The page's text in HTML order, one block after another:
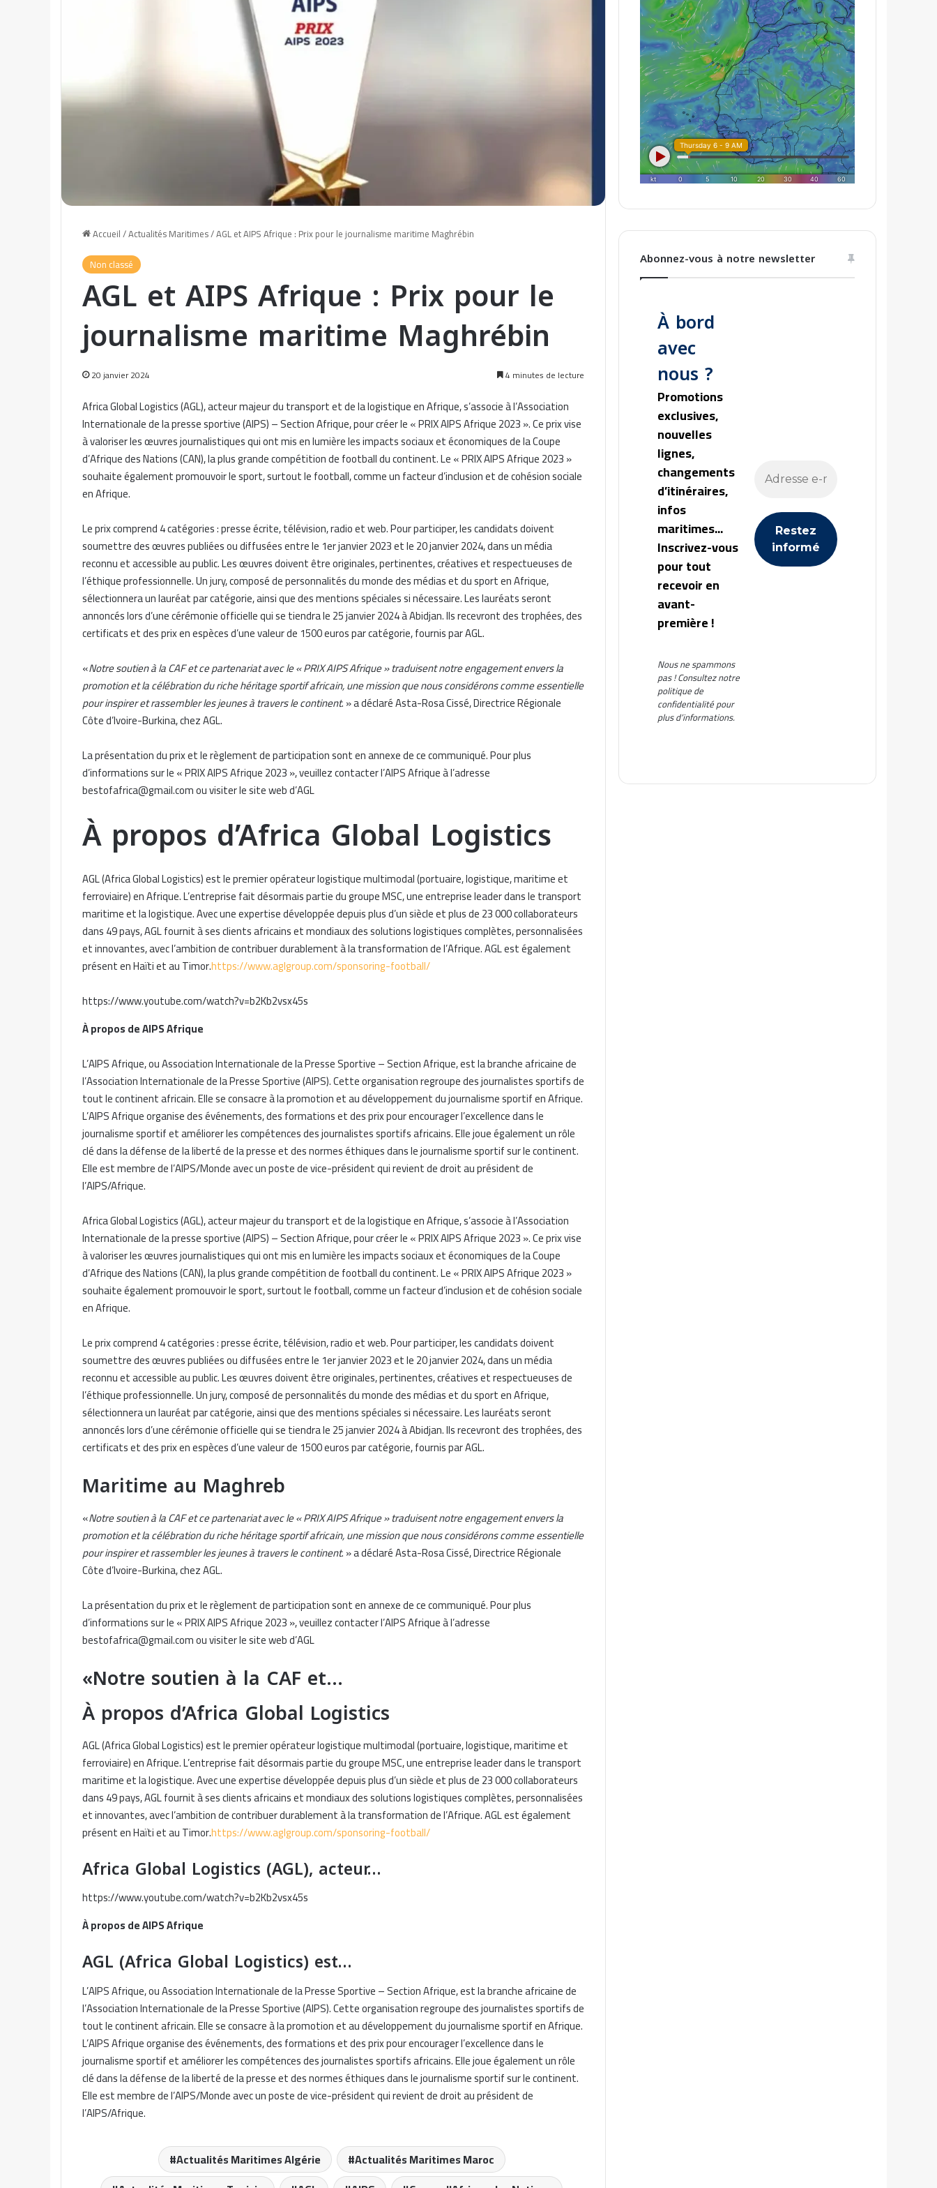
Accueil/Actualités Maritimes/AGL et AIPS Afrique : Prix pour le journalisme maritime Maghrébin
Non classé
AGL et AIPS Afrique : Prix pour le
journalisme maritime Maghrébin
20 janvier 2024 4 minutes de lecture
Africa Global Logistics (AGL), acteur majeur du transport et de la logistique en Afrique, s’associe à l’Association
Internationale de la presse sportive (AIPS) – Section Afrique, pour créer le « PRIX AIPS Afrique 2023 ». Ce prix vise
à valoriser les œuvres journalistiques qui ont mis en lumière les impacts sociaux et économiques de la Coupe
d’Afrique des Nations (CAN), la plus grande compétition de football du continent. Le « PRIX AIPS Afrique 2023 »
souhaite également promouvoir le sport, surtout le football, comme un facteur d’inclusion et de cohésion sociale
en Afrique.
Le prix comprend 4 catégories : presse écrite, télévision, radio et web. Pour participer, les candidats doivent
soumettre des œuvres publiées ou diffusées entre le 1er janvier 2023 et le 20 janvier 2024, dans un média
reconnu et accessible au public. Les œuvres doivent être originales, pertinentes, créatives et respectueuses de
l’éthique professionnelle. Un jury, composé de personnalités du monde des médias et du sport en Afrique,
sélectionnera un lauréat par catégorie, ainsi que des mentions spéciales si nécessaire. Les lauréats seront
annoncés lors d’une cérémonie officielle qui se tiendra le 25 janvier 2024 à Abidjan. Ils recevront des trophées, des
certificats et des prix en espèces d’une valeur de 1500 euros par catégorie, fournis par AGL.
«Notre soutien à la CAF et ce partenariat avec le « PRIX AIPS Afrique » traduisent notre engagement envers la
promotion et la célébration du riche héritage sportif africain, une mission que nous considérons comme essentielle
pour inspirer et rassembler les jeunes à travers le continent. » a déclaré Asta-Rosa Cissé, Directrice Régionale
Côte d’Ivoire-Burkina, chez AGL.
La présentation du prix et le règlement de participation sont en annexe de ce communiqué. Pour plus
d’informations sur le « PRIX AIPS Afrique 2023 », veuillez contacter l’AIPS Afrique à l’adresse
bestofafrica@gmail.com ou visiter le site web d’AGL
À propos d’Africa Global Logistics
AGL (Africa Global Logistics) est le premier opérateur logistique multimodal (portuaire, logistique, maritime et
ferroviaire) en Afrique. L’entreprise fait désormais partie du groupe MSC, une entreprise leader dans le transport
maritime et la logistique. Avec une expertise développée depuis plus d’un siècle et plus de 23 000 collaborateurs
dans 49 pays, AGL fournit à ses clients africains et mondiaux des solutions logistiques complètes, personnalisées
et innovantes, avec l’ambition de contribuer durablement à la transformation de l’Afrique. AGL est également
présent en Haïti et au Timor.https://www.aglgroup.com/sponsoring-football/
https://www.youtube.com/watch?v=b2Kb2vsx45s
À propos de AIPS Afrique
L’AIPS Afrique, ou Association Internationale de la Presse Sportive – Section Afrique, est la branche africaine de
l’Association Internationale de la Presse Sportive (AIPS). Cette organisation regroupe des journalistes sportifs de
tout le continent africain. Elle se consacre à la promotion et au développement du journalisme sportif en Afrique.
L’AIPS Afrique organise des événements, des formations et des prix pour encourager l’excellence dans le
journalisme sportif et améliorer les compétences des journalistes sportifs africains. Elle joue également un rôle
clé dans la défense de la liberté de la presse et des normes éthiques dans le journalisme sportif sur le continent.
Elle est membre de l’AIPS/Monde avec un poste de vice-président qui revient de droit au président de
l’AIPS/Afrique.
Africa Global Logistics (AGL), acteur majeur du transport et de la logistique en Afrique, s’associe à l’Association
Internationale de la presse sportive (AIPS) – Section Afrique, pour créer le « PRIX AIPS Afrique 2023 ». Ce prix vise
à valoriser les œuvres journalistiques qui ont mis en lumière les impacts sociaux et économiques de la Coupe
d’Afrique des Nations (CAN), la plus grande compétition de football du continent. Le « PRIX AIPS Afrique 2023 »
souhaite également promouvoir le sport, surtout le football, comme un facteur d’inclusion et de cohésion sociale
en Afrique.
Le prix comprend 4 catégories : presse écrite, télévision, radio et web. Pour participer, les candidats doivent
soumettre des œuvres publiées ou diffusées entre le 1er janvier 2023 et le 20 janvier 2024, dans un média
reconnu et accessible au public. Les œuvres doivent être originales, pertinentes, créatives et respectueuses de
l’éthique professionnelle. Un jury, composé de personnalités du monde des médias et du sport en Afrique,
sélectionnera un lauréat par catégorie, ainsi que des mentions spéciales si nécessaire. Les lauréats seront
annoncés lors d’une cérémonie officielle qui se tiendra le 25 janvier 2024 à Abidjan. Ils recevront des trophées, des
certificats et des prix en espèces d’une valeur de 1500 euros par catégorie, fournis par AGL.
Maritime au Maghreb
«Notre soutien à la CAF et ce partenariat avec le « PRIX AIPS Afrique » traduisent notre engagement envers la
promotion et la célébration du riche héritage sportif africain, une mission que nous considérons comme essentielle
pour inspirer et rassembler les jeunes à travers le continent. » a déclaré Asta-Rosa Cissé, Directrice Régionale
Côte d’Ivoire-Burkina, chez AGL.
La présentation du prix et le règlement de participation sont en annexe de ce communiqué. Pour plus
d’informations sur le « PRIX AIPS Afrique 2023 », veuillez contacter l’AIPS Afrique à l’adresse
bestofafrica@gmail.com ou visiter le site web d’AGL
«Notre soutien à la CAF et…
À propos d’Africa Global Logistics
AGL (Africa Global Logistics) est le premier opérateur logistique multimodal (portuaire, logistique, maritime et
ferroviaire) en Afrique. L’entreprise fait désormais partie du groupe MSC, une entreprise leader dans le transport
maritime et la logistique. Avec une expertise développée depuis plus d’un siècle et plus de 23 000 collaborateurs
dans 49 pays, AGL fournit à ses clients africains et mondiaux des solutions logistiques complètes, personnalisées
et innovantes, avec l’ambition de contribuer durablement à la transformation de l’Afrique. AGL est également
présent en Haïti et au Timor.https://www.aglgroup.com/sponsoring-football/
Africa Global Logistics (AGL), acteur…
https://www.youtube.com/watch?v=b2Kb2vsx45s
À propos de AIPS Afrique
AGL (Africa Global Logistics) est…
L’AIPS Afrique, ou Association Internationale de la Presse Sportive – Section Afrique, est la branche africaine de
l’Association Internationale de la Presse Sportive (AIPS). Cette organisation regroupe des journalistes sportifs de
tout le continent africain. Elle se consacre à la promotion et au développement du journalisme sportif en Afrique.
L’AIPS Afrique organise des événements, des formations et des prix pour encourager l’excellence dans le
journalisme sportif et améliorer les compétences des journalistes sportifs africains. Elle joue également un rôle
clé dans la défense de la liberté de la presse et des normes éthiques dans le journalisme sportif sur le continent.
Elle est membre de l’AIPS/Monde avec un poste de vice-président qui revient de droit au président de
l’AIPS/Afrique.
Actualités Maritimes Algérie
Actualités Maritimes Maroc
Rencontre entre le Consul de Tunisie
et le Directeur de Grandi Navi Veloci
(GNV) à Palerme
Traversata Algeri-Marsiglia: Algérie
Ferries rinvia a causa del maltempo
Morocco: Digitalization of Port
Payments for Trade
Abonnez-vous à notre newsletter
À bord
avec
nous ?
Promotions
exclusives,
nouvelles
lignes,
changements
d’itinéraires,
infos
maritimes...
Inscrivez-vous
pour tout
recevoir en
avant-
première !
Nous ne spammons
pas ! Consultez notre
politique de
confidentialitépour
plus d’informations.